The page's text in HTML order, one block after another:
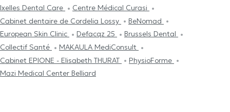
Ixelles Dental Care
Centre Médical Curasi
Cabinet dentaire de Cordelia Lossy
BeNomad
European Skin Clinic
Defacqz 25
Brussels Dental
Collectif Santé
MAKAULA MediConsult
Cabinet EPIONE - Elisabeth THURAT
PhysioForme
Mazi Medical Center Belliard